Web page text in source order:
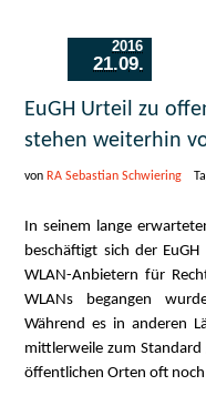
2016
21.09.
EuGH Urteil zu
stehen weiterhin
von RA Sebastian Schwiering
In seinem lange
beschäftigt sich der
WLAN-Anbietern für
WLANs begangen
Während es in anderen
mittlerweile zum
öffentlichen Orten oft